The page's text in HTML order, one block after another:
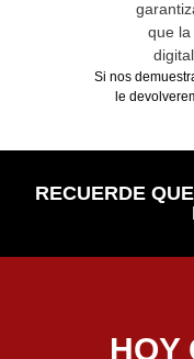
Si nos
le
RECUERDE
HOY